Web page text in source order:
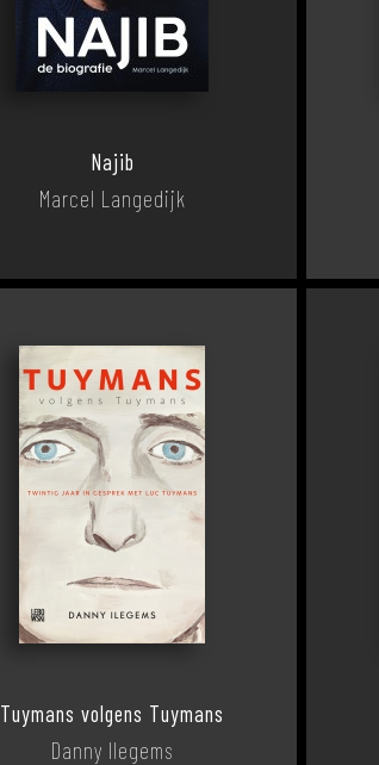
Najib
Marcel Langedijk
Tuymans volgens Tuymans
Danny Ilegems